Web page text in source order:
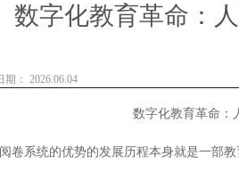
数字化教育革命：
期： 2026.06.04
数字化教育革命：
系统的优势的发展历程本身就是一部教